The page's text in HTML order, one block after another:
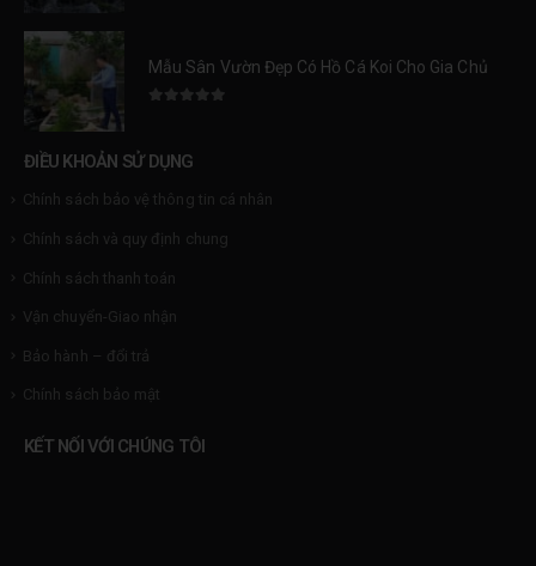
ĐIỀU KHOẢN SỬ DỤNG
Chính sách bảo vệ thông tin cá nhân
Chính sách và quy định chung
Chính sách thanh toán
Vận chuyển-Giao nhận
Bảo hành – đổi trả
Chính sách bảo mật
KẾT NỐI VỚI CHÚNG TÔI